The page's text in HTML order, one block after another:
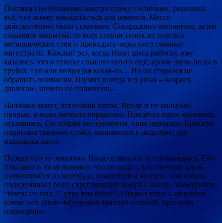
Поставил на бетонный выступ сумку с ключами, разложил
всё, что может понадобиться для ремонта. Место
действительно было странным. Совершенно непонятно, зачем
создавать закрытый со всех сторон тупик из толстых
металлических стен и проводить через него главные
магистрали. Каждый раз, когда Иван здесь работал, ему
казалось, что в тупике слышно что-то ещё, кроме шума воды в
трубах. Гул или вибрация какая-то… Но он старался не
обращать внимания. Шумит иногда и в ушах – возраст,
давление, ничего не попишешь.
Наложил хомут, остановив поток. Вроде и не сильный
прорыв, а воды натекло порядочно. Придётся насос включать,
откачивать. Он собрал инструменты, снял перчатки. Крякнул,
поднимая тяжёлую сумку, направился к подсобке, где
находился насос.
Позади что-то звякнуло. Иван оглянулся, остановившись. Ему
показалось на мгновение, что он видит, как гаечный ключ,
появившийся из ниоткуда, повисший в воздухе, сам собою
подкручивает болт, скрепляющий хомут. Слесарь зажмурился.
“Вчера не пил. С утра тем более”. Открыл глаза – никакого
ключа нет. Иван Фёдорович тряхнул головой, прогоняя
наваждение.